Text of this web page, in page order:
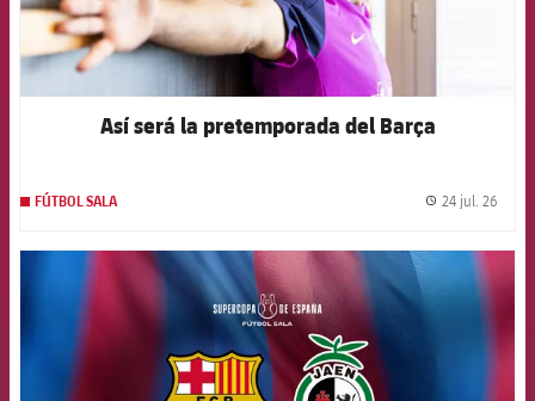
Así será la pretemporada del Barça
FÚTBOL SALA 24 jul. 26
FCB Barcelona badge